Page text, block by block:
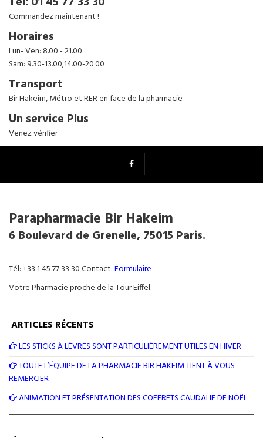
Commandez maintenant !
Horaires
Lun- Ven: 8.00 - 21.00
Sam: 9.30-13.00,14.00-20.00
Transport
Bir Hakeim, Métro et RER en face de la pharmacie
Un service Plus
Venez vérifier
Parapharmacie Bir Hakeim
6 Boulevard de Grenelle, 75015 Paris.
Tél: +33 1 45 77 33 30 Contact:Formulaire
Votre Pharmacie proche de la Tour Eiffel.
ARTICLES RÉCENTS
LES STICKS À LÈVRES SONT PARTICULIÈREMENT UTILES EN HIVER
TOUTE L’ÉQUIPE DE LA PHARMACIE BIR HAKEIM TIENT À VOUS
REMERCIER
ANIMATION ET PRÉSENTATION DES COFFRETS CAUDALIE DE NOËL